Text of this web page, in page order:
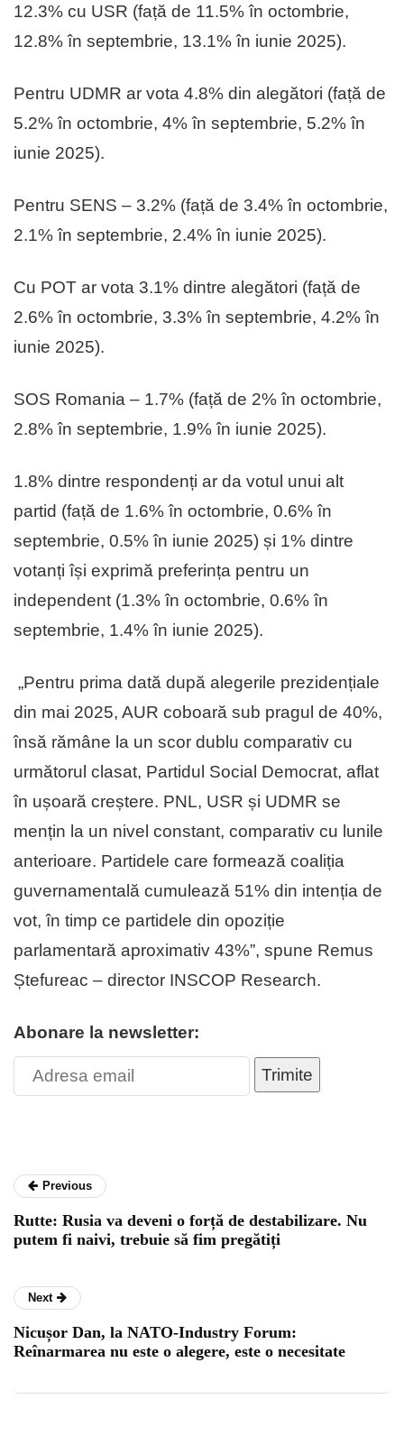
12.3% cu USR (față de 11.5% în octombrie,
12.8% în septembrie, 13.1% în iunie 2025).
Pentru UDMR ar vota 4.8% din alegători (față de
5.2% în octombrie, 4% în septembrie, 5.2% în
iunie 2025).
Pentru SENS – 3.2% (față de 3.4% în octombrie,
2.1% în septembrie, 2.4% în iunie 2025).
Cu POT ar vota 3.1% dintre alegători (față de
2.6% în octombrie, 3.3% în septembrie, 4.2% în
iunie 2025).
SOS Romania – 1.7% (față de 2% în octombrie,
2.8% în septembrie, 1.9% în iunie 2025).
1.8% dintre respondenți ar da votul unui alt
partid (față de 1.6% în octombrie, 0.6% în
septembrie, 0.5% în iunie 2025) și 1% dintre
votanți își exprimă preferința pentru un
independent (1.3% în octombrie, 0.6% în
septembrie, 1.4% în iunie 2025).
„Pentru prima dată după alegerile prezidențiale
din mai 2025, AUR coboară sub pragul de 40%,
însă rămâne la un scor dublu comparativ cu
următorul clasat, Partidul Social Democrat, aflat
în ușoară creștere. PNL, USR și UDMR se
mențin la un nivel constant, comparativ cu lunile
anterioare. Partidele care formează coaliția
guvernamentală cumulează 51% din intenția de
vot, în timp ce partidele din opoziție
parlamentară aproximativ 43%”, spune Remus
Ștefureac – director INSCOP Research.
Abonare la newsletter:
Trimite
Previous
Rutte: Rusia va deveni o forță de destabilizare. Nu
putem fi naivi, trebuie să fim pregătiți
Next
Nicușor Dan, la NATO-Industry Forum:
Reînarmarea nu este o alegere, este o necesitate